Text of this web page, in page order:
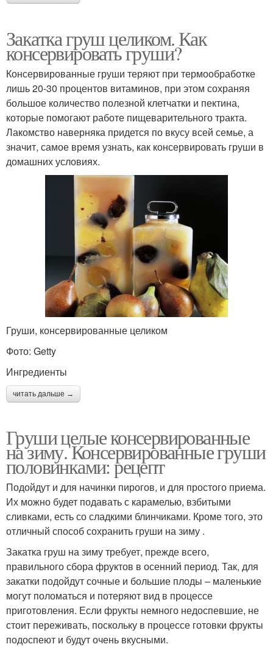
Закатка груш целиком. Как
консервировать груши?
Консервированные груши теряют при термообработке
лишь 20-30 процентов витаминов, при этом сохраняя
большое количество полезной клетчатки и пектина,
которые помогают работе пищеварительного тракта.
Лакомство наверняка придется по вкусу всей семье, а
значит, самое время узнать, как консервировать груши в
домашних условиях.
Груши, консервированные целиком
Фото: Getty
Ингредиенты
читать дальше →
Груши целые консервированные
на зиму. Консервированные груши
половинками: рецепт
Подойдут и для начинки пирогов, и для простого приема.
Их можно будет подавать с карамелью, взбитыми
сливками, есть со сладкими блинчиками. Кроме того, это
отличный способ сохранить груши на зиму .
Закатка груш на зиму требует, прежде всего,
правильного сбора фруктов в осенний период. Так, для
закатки подойдут сочные и большие плоды – маленькие
могут поломаться и потеряют вид в процессе
приготовления. Если фрукты немного недоспевшие, не
стоит переживать, поскольку в процессе готовки фрукты
подоспеют и будут очень вкусными.